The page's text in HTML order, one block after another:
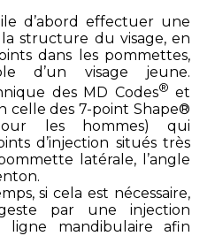
d’abord effectuer une
structure du visage, en
dans les pommettes,
d’un visage jeune.
des MD Codes® et
celle des 7-point Shape®
les hommes) qui
d’injection situés très
latérale, l’angle
si cela est nécessaire,
par une injection
ligne mandibulaire afin